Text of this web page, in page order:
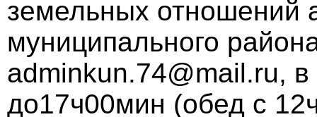
земельных отношений
муниципального
adminkun.74@mail.ru,
до17ч00мин (обед с